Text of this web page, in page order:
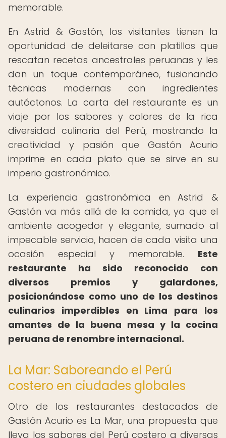
memorable.
En Astrid & Gastón, los visitantes tienen la
oportunidad de deleitarse con platillos que
rescatan recetas ancestrales peruanas y les
dan un toque contemporáneo, fusionando
técnicas modernas con ingredientes
autóctonos. La carta del restaurante es un
viaje por los sabores y colores de la rica
diversidad culinaria del Perú, mostrando la
creatividad y pasión que Gastón Acurio
imprime en cada plato que se sirve en su
imperio gastronómico.
La experiencia gastronómica en Astrid &
Gastón va más allá de la comida, ya que el
ambiente acogedor y elegante, sumado al
impecable servicio, hacen de cada visita una
ocasión especial y memorable. Este
restaurante ha sido reconocido con
diversos premios y galardones,
posicionándose como uno de los destinos
culinarios imperdibles en Lima para los
amantes de la buena mesa y la cocina
peruana de renombre internacional.
La Mar: Saboreando el Perú
costero en ciudades globales
Otro de los restaurantes destacados de
Gastón Acurio es La Mar, una propuesta que
lleva los sabores del Perú costero a diversas